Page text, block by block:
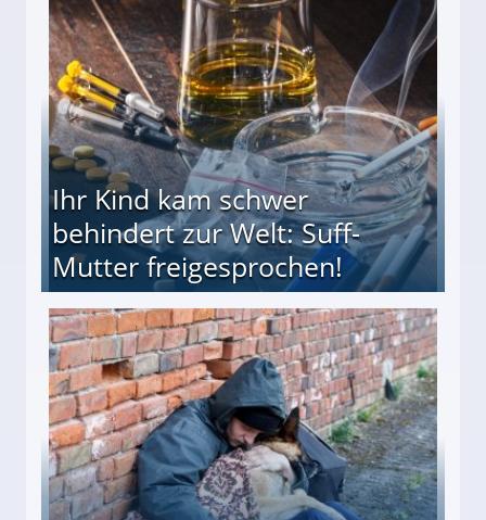
Ihr Kind kam schwer
behindert zur Welt: Suff-
Mutter freigesprochen!
Mutter freigesprochen!